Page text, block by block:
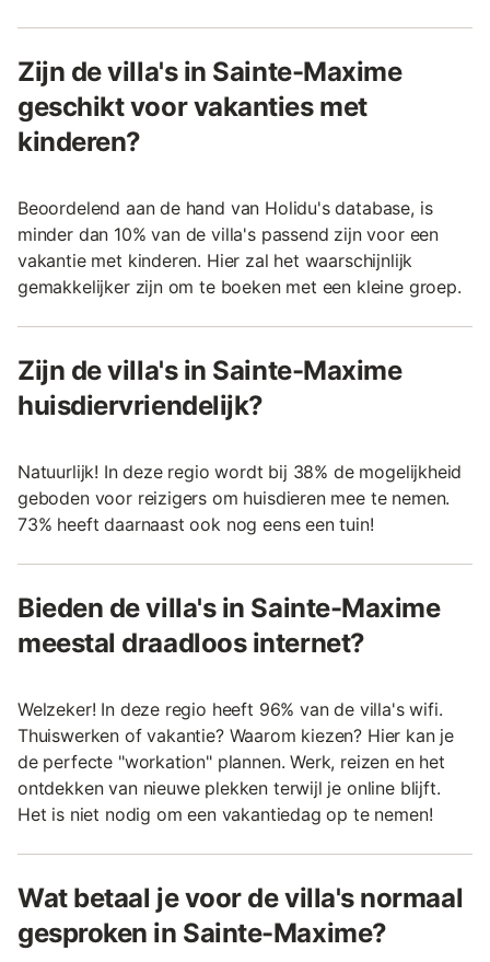
Zijn de villa's in Sainte-Maxime
geschikt voor vakanties met
kinderen?
Beoordelend aan de hand van Holidu's database, is
minder dan 10% van de villa's passend zijn voor een
vakantie met kinderen. Hier zal het waarschijnlijk
gemakkelijker zijn om te boeken met een kleine groep.
Zijn de villa's in Sainte-Maxime
huisdiervriendelijk?
Natuurlijk! In deze regio wordt bij 38% de mogelijkheid
geboden voor reizigers om huisdieren mee te nemen.
73% heeft daarnaast ook nog eens een tuin!
Bieden de villa's in Sainte-Maxime
meestal draadloos internet?
Welzeker! In deze regio heeft 96% van de villa's wifi.
Thuiswerken of vakantie? Waarom kiezen? Hier kan je
de perfecte "workation" plannen. Werk, reizen en het
ontdekken van nieuwe plekken terwijl je online blijft.
Het is niet nodig om een vakantiedag op te nemen!
Wat betaal je voor de villa's normaal
gesproken in Sainte-Maxime?